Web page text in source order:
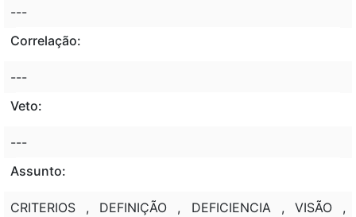
---
Correlação:
---
Veto:
---
Assunto:
CRITERIOS , DEFINIÇÃO , DEFICIENCIA , VISÃO ,